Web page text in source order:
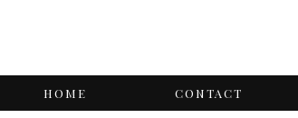
HOME CONTACT